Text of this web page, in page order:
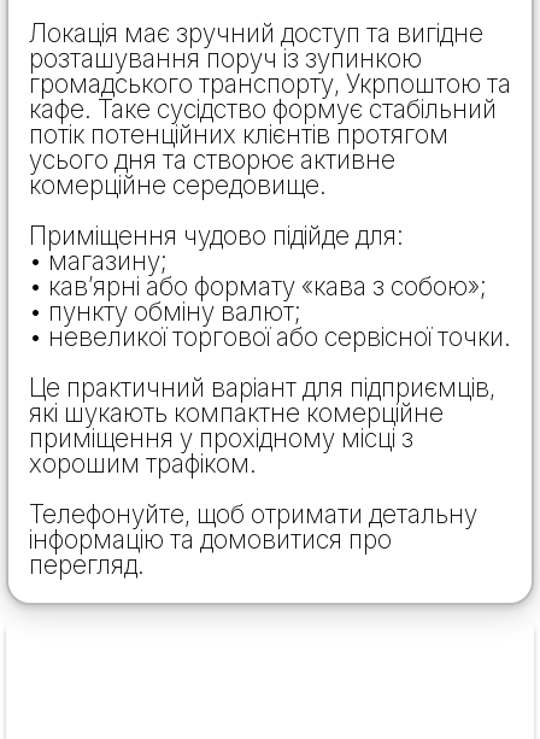
Локація має зручний доступ та вигідне
розташування поруч із зупинкою
громадського транспорту, Укрпоштою та
кафе. Таке сусідство формує стабільний
потік потенційних клієнтів протягом
усього дня та створює активне
комерційне середовище.
Приміщення чудово підійде для:
• магазину;
• кав’ярні або формату «кава з собою»;
• пункту обміну валют;
• невеликої торгової або сервісної точки.
Це практичний варіант для підприємців,
які шукають компактне комерційне
приміщення у прохідному місці з
хорошим трафіком.
Телефонуйте, щоб отримати детальну
інформацію та домовитися про
перегляд.